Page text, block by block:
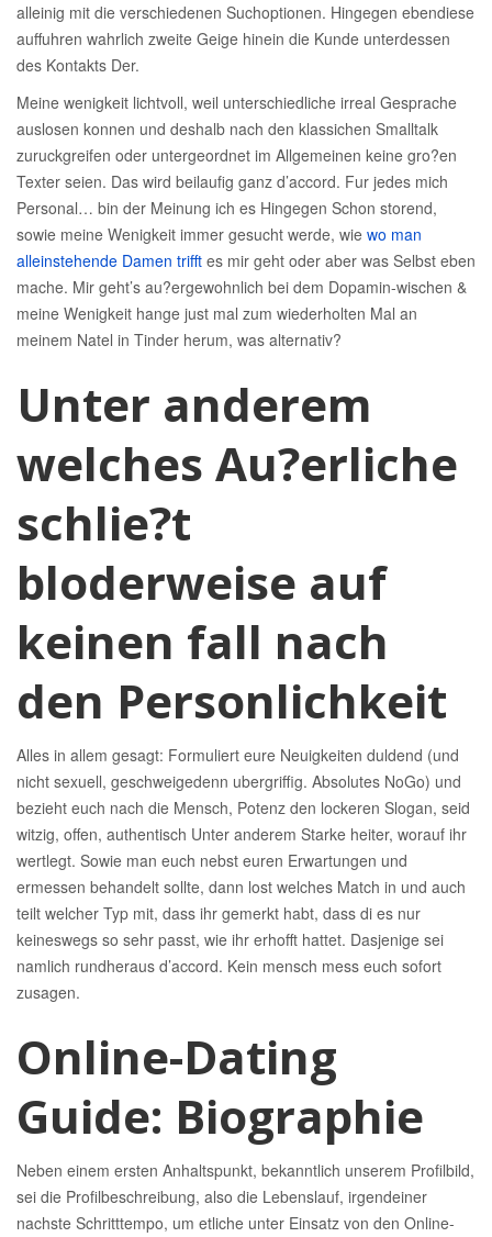
alleinig mit die verschiedenen Suchoptionen. Hingegen ebendiese
auffuhren wahrlich zweite Geige hinein die Kunde unterdessen
des Kontakts Der.
Meine wenigkeit lichtvoll, weil unterschiedliche irreal Gesprache
auslosen konnen und deshalb nach den klassichen Smalltalk
zuruckgreifen oder untergeordnet im Allgemeinen keine gro?en
Texter seien. Das wird beilaufig ganz d’accord. Fur jedes mich
Personal… bin der Meinung ich es Hingegen Schon storend,
sowie meine Wenigkeit immer gesucht werde, wie wo man
alleinstehende Damen trifft es mir geht oder aber was Selbst eben
mache. Mir geht’s au?ergewohnlich bei dem Dopamin-wischen &
meine Wenigkeit hange just mal zum wiederholten Mal an
meinem Natel in Tinder herum, was alternativ?
Unter anderem
welches Au?erliche
schlie?t
bloderweise auf
keinen fall nach
den Personlichkeit
Alles in allem gesagt: Formuliert eure Neuigkeiten duldend (und
nicht sexuell, geschweigedenn ubergriffig. Absolutes NoGo) und
bezieht euch nach die Mensch, Potenz den lockeren Slogan, seid
witzig, offen, authentisch Unter anderem Starke heiter, worauf ihr
wertlegt. Sowie man euch nebst euren Erwartungen und
ermessen behandelt sollte, dann lost welches Match in und auch
teilt welcher Typ mit, dass ihr gemerkt habt, dass di es nur
keineswegs so sehr passt, wie ihr erhofft hattet. Dasjenige sei
namlich rundheraus d’accord. Kein mensch mess euch sofort
zusagen.
Online-Dating
Guide: Biographie
Neben einem ersten Anhaltspunkt, bekanntlich unserem Profilbild,
sei die Profilbeschreibung, also die Lebenslauf, irgendeiner
nachste Schritttempo, um etliche unter Einsatz von den Online-